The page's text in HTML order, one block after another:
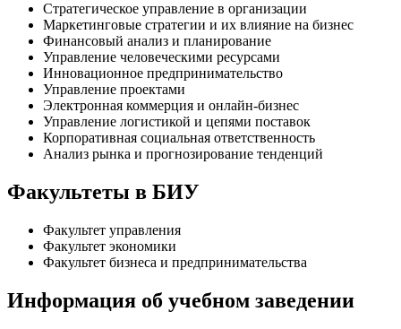
Стратегическое управление в организации
Маркетинговые стратегии и их влияние на бизнес
Финансовый анализ и планирование
Управление человеческими ресурсами
Инновационное предпринимательство
Управление проектами
Электронная коммерция и онлайн-бизнес
Управление логистикой и цепями поставок
Корпоративная социальная ответственность
Анализ рынка и прогнозирование тенденций
Факультеты в БИУ
Факультет управления
Факультет экономики
Факультет бизнеса и предпринимательства
Информация об учебном заведении